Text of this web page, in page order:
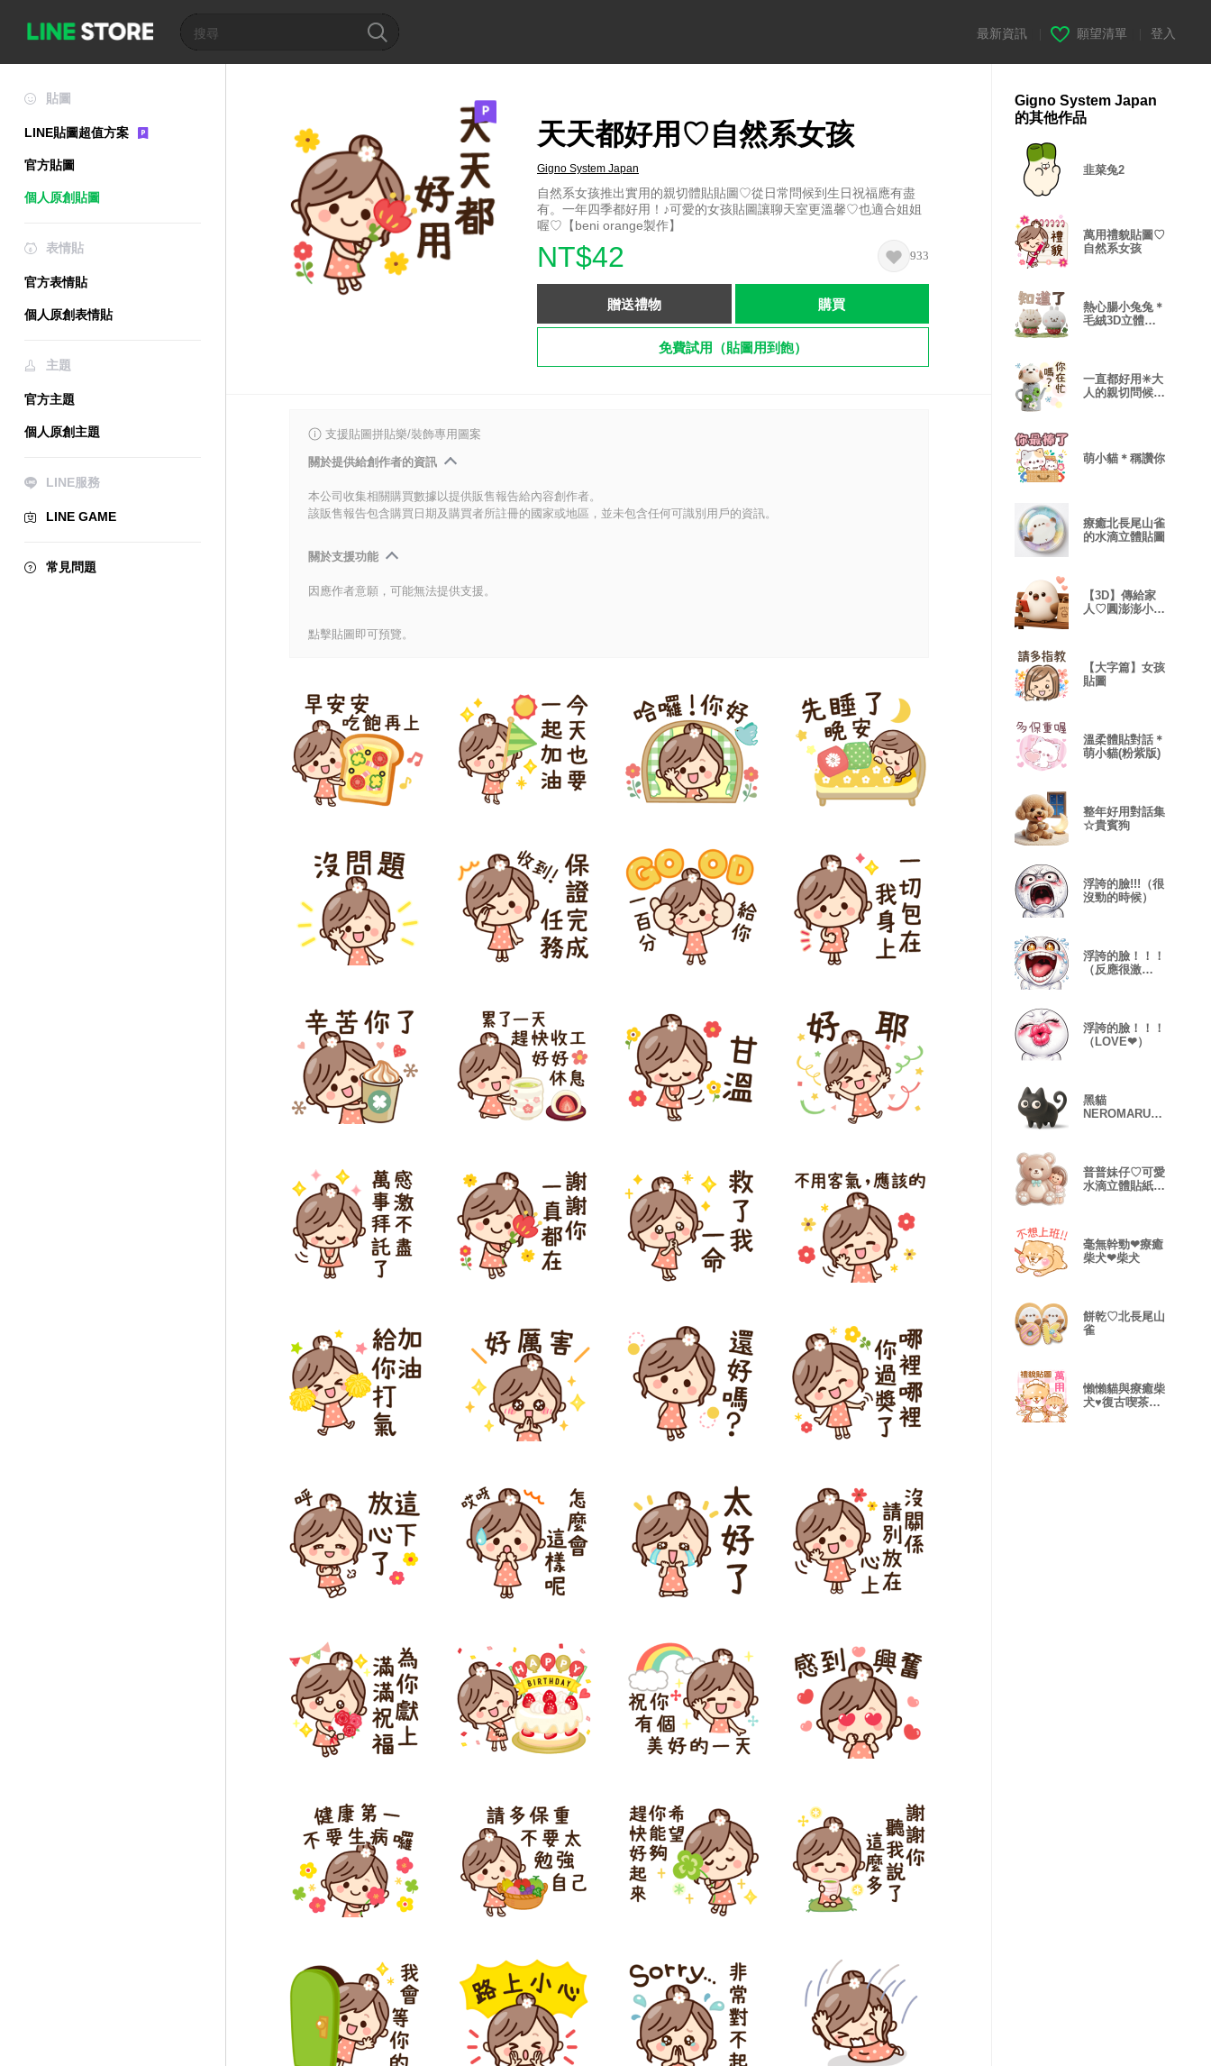
最新資訊 願望清單 登入
貼圖
LINE貼圖超值方案
官方貼圖
個人原創貼圖
表情貼
官方表情貼
個人原創表情貼
主題
官方主題
個人原創主題
LINE服務
LINE GAME
常見問題
天天都好用♡自然系女孩
Gigno System Japan
自然系女孩推出實用的親切體貼貼圖♡從日常問候到生日祝福應有盡
有。一年四季都好用！♪可愛的女孩貼圖讓聊天室更溫馨♡也適合姐姐
喔♡【beni orange製作】
NT$42 933
贈送禮物 購買
免費試用（貼圖用到飽）
支援貼圖拼貼樂/裝飾專用圖案
關於提供給創作者的資訊
本公司收集相關購買數據以提供販售報告給內容創作者。
該販售報告包含購買日期及購買者所註冊的國家或地區，並未包含任何可識別用戶的資訊。
關於支援功能
因應作者意願，可能無法提供支援。
點擊貼圖即可預覽。
Gigno System Japan
的其他作品
韭菜兔2
萬用禮貌貼圖♡
自然系女孩
熱心腸小兔兔＊
毛絨3D立體貼
一直都好用✳大
人的親切問候
萌小貓＊稱讚你
療癒北長尾山雀
的水滴立體貼圖
【3D】傳給家
人♡圓澎澎小山
【大字篇】女孩
貼圖
溫柔體貼對話＊
萌小貓(粉紫版)
整年好用對話集
☆貴賓狗
浮誇的臉!!!（很
沒勁的時候）
浮誇的臉！！！
（反應很激
浮誇的臉！！！
（LOVE❤）
黑貓
NEROMARU
普普妹仔♡可愛
水滴立體貼紙造
毫無幹勁❤療癒
柴犬❤柴犬
餅乾♡北長尾山
雀
懶懶貓與療癒柴
犬♥復古喫茶♥